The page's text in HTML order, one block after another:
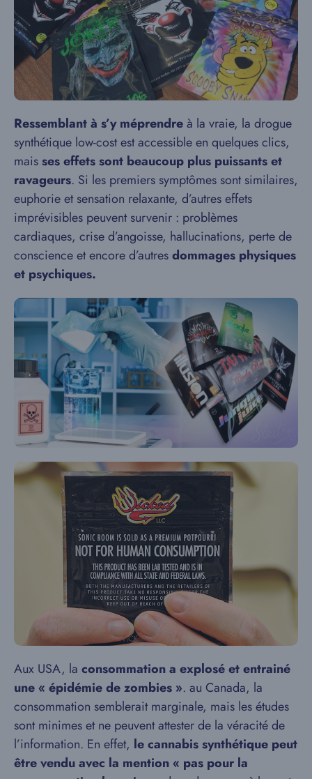
Ressemblant à s’y méprendreà la vraie, la drogue
synthétique low-cost est accessible en quelques clics,
maisses effets sont beaucoup plus puissants et
ravageurs. Si les premiers symptômes sont similaires,
euphorie et sensation relaxante, d’autres effets
imprévisibles peuvent survenir : problèmes
cardiaques, crise d’angoisse, hallucinations, perte de
conscience et encore d’autresdommages physiques
et psychiques.
Aux USA, la consommation a explosé et entrainé
une « épidémie de zombies ». au Canada, la
consommation semblerait marginale, mais les études
sont minimes et ne peuvent attester de la véracité de
l’information. En effet, le cannabis synthétique peut
être vendu avec la mention « pas pour la